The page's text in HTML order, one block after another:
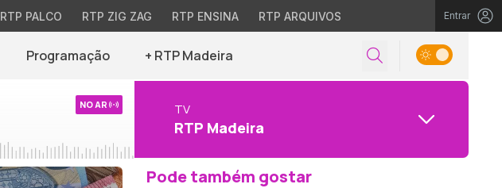
RTP PALCO RTP ZIG ZAG RTP ENSINA RTP ARQUIVOS Entrar
Programação + RTP Madeira
NO AR TV
RTP Madeira
Pode também gostar